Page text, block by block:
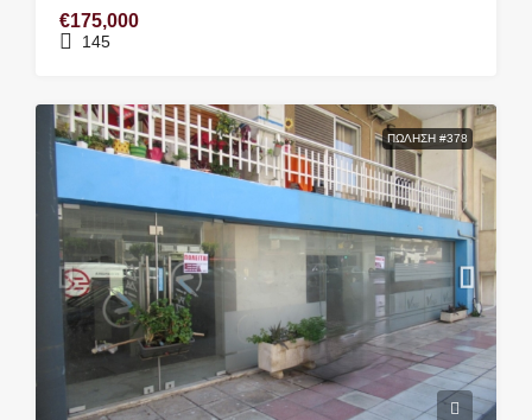
€175,000
145
ΠΏΛΗΣΗ #378